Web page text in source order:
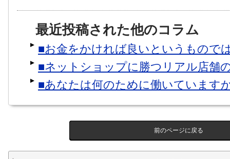
最近投稿された他のコラム
■お金をかければ良いというもので
■ネットショップに勝つリアル店舗
■あなたは何のために働いています
前のページに戻る